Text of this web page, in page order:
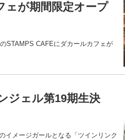
ェが期間限定オープ
STAMPS CAFEにダカールカフェが
ジェル第19期生決
イメージガールとなる「ツインリンク